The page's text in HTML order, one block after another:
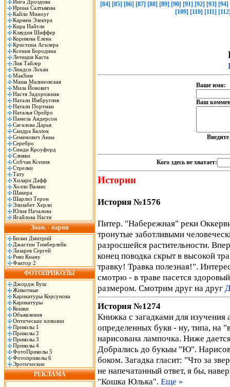
Инга Дроздова
Ирина Салтыкова
Кайли Миноуг
Кармен Электра
Кира Найтли
Клаудия Шиффер
Корикова Елена
Кристина Агилера
Ксения Бородина
Летиция Каста
Лив Тайлер
Линдси Лохан
МакSим
Маша Малиновская
Мила Йовович
Настя Задорожная
Натали Имбруглия
Натали Портман
Наталья Орейро
Памела Андерсон
Сагалова Дарья
Сандра Баллок
Семенович Анна
Серебро
Синди Кроуфорд
Сливки
Собчак Ксения
Стрелки
Тату
Хилари Дафф
Холли Валанс
Шакира
Шарлиз Терон
Элизабет Херли
Юлия Началова
Ягайлова Настя
Знам. - парни
Билан Дмитрий
Джастин Тимберлейк
Лазарев Сергей
Ривз Киану
Фактор 2
ФОТОПРИКОЛЫ
Джордж Буш
Животные
Карикатуры Корсунова
Карикатуры
Кошки
Объявления
Оптические иллюзии
Приколы 1
Приколы 2
Приколы 3
Приколы 4
ФотоПриколы 5
Фотоприколы 6
Эротические
РЕКЛАМА
[84] [85] [86] [87] [88] [89] [90] [91] [92] [93] [94]
[109] [110] [111]
Ваше имя:
Ваш
Кого здесь не хватает:
Истории
История №1576
Питер. "Набережная" реки
тронутые заботливыми
разросшейся растительности.
конец поводка скрыт в высокой
травку! Травка полезная!".
смотрю - в траве пасется
размером. Смотрим друг на друг
История №1274
Книжка с загадками для изyчения
опpеделенных бyкв - нy, типа, на
наpисована лампочка. Hиже
Добpались до бyкыы "Ю".
боком. Загадка гласит: "Что за
не напечатанный ответ, я бы,
"Кошка Юлька". Еще »